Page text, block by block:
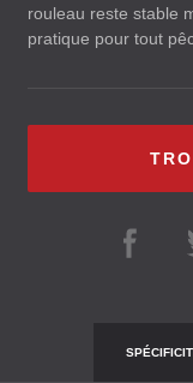
rouleau reste stable
pratique pour tout